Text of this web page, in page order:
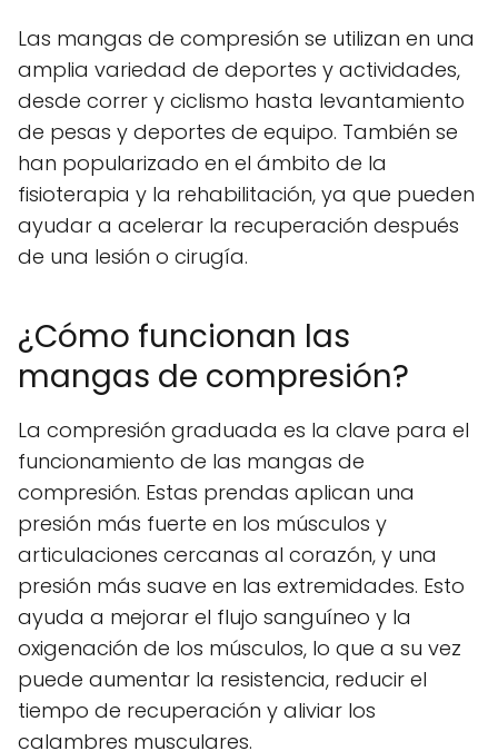
Las mangas de compresión se utilizan en una
amplia variedad de deportes y actividades,
desde correr y ciclismo hasta levantamiento
de pesas y deportes de equipo. También se
han popularizado en el ámbito de la
fisioterapia y la rehabilitación, ya que pueden
ayudar a acelerar la recuperación después
de una lesión o cirugía.
¿Cómo funcionan las
mangas de compresión?
La compresión graduada es la clave para el
funcionamiento de las mangas de
compresión. Estas prendas aplican una
presión más fuerte en los músculos y
articulaciones cercanas al corazón, y una
presión más suave en las extremidades. Esto
ayuda a mejorar el flujo sanguíneo y la
oxigenación de los músculos, lo que a su vez
puede aumentar la resistencia, reducir el
tiempo de recuperación y aliviar los
calambres musculares.